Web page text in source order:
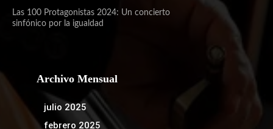
Las 100 Protagonistas 2024: Un concierto
sinfónico por la igualdad
Archivo Mensual
julio 2025
febrero 2025